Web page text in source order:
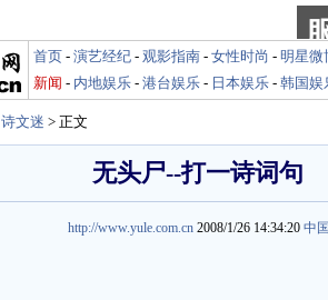
首页 - 演艺经纪 - 观影指南 - 女性时尚 - 明星微
新闻 - 内地娱乐 - 港台娱乐 - 日本娱乐 - 韩国娱
诗文迷 > 正文
无头尸--打一诗词句
http://www.yule.com.cn 2008/1/26 14:34:20 中